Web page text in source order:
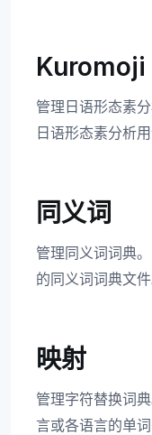
Kuromoji
管理日语形态素
日语形态素分析用
同义词
管理同义词词典
的同义词词典文件
映射
管理字符替换词
言或各语言的单词